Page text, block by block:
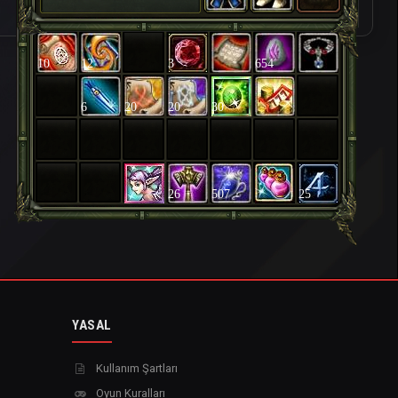
10 12 3 654
6 20 20 30
26 507 25
YASAL
Kullanım Şartları
Oyun Kuralları